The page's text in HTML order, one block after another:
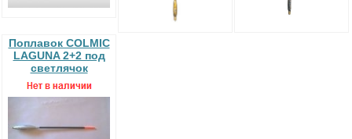
Поплавок COLMIC
LAGUNA 2+2 под
светлячок